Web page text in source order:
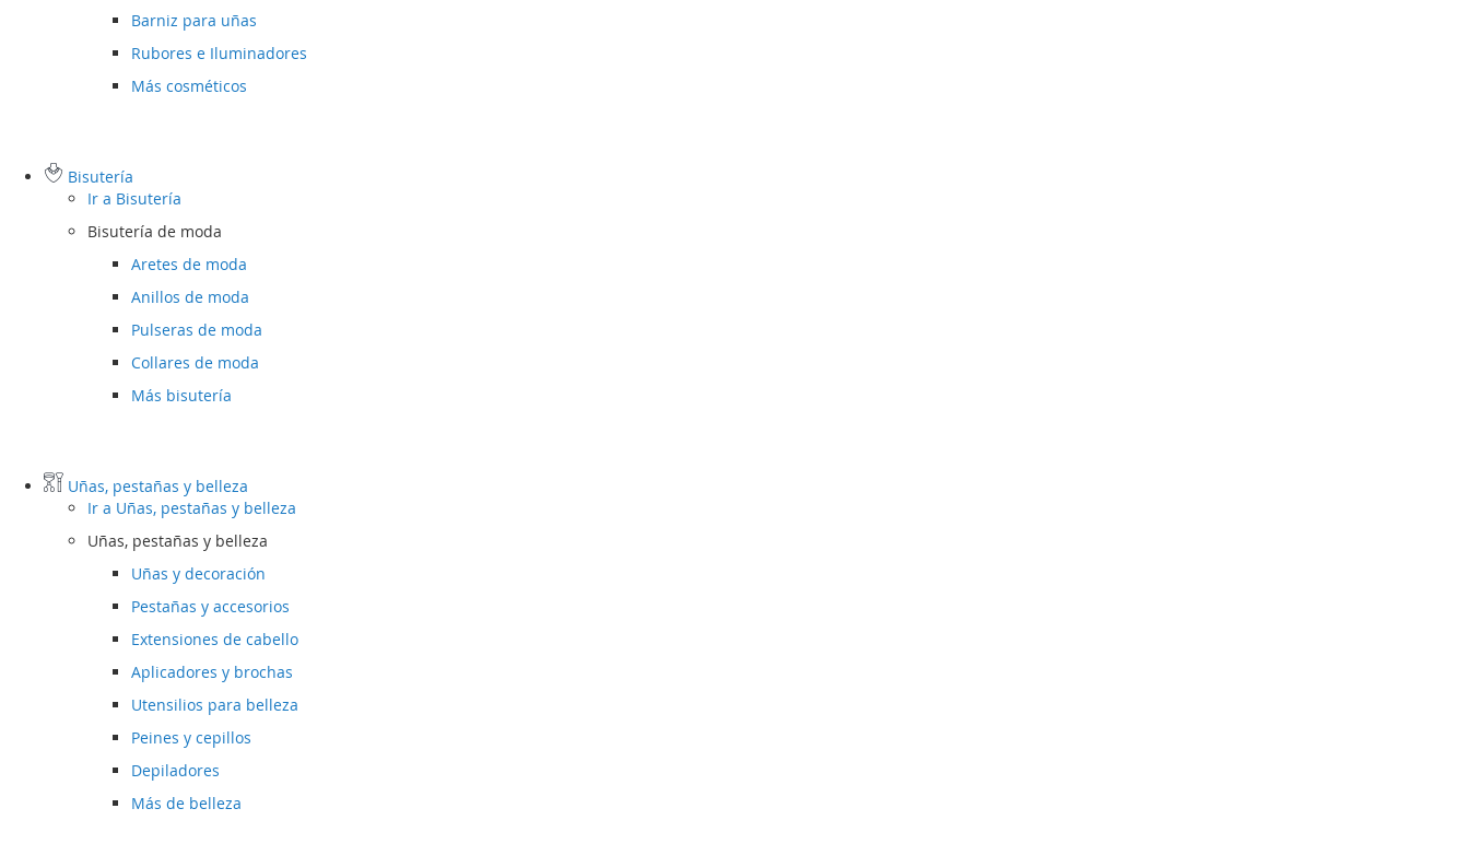
Barniz para uñas
Rubores e Iluminadores
Más cosméticos
Bisutería
Ir a Bisutería
Bisutería de moda
Aretes de moda
Anillos de moda
Pulseras de moda
Collares de moda
Más bisutería
Uñas, pestañas y belleza
Ir a Uñas, pestañas y belleza
Uñas, pestañas y belleza
Uñas y decoración
Pestañas y accesorios
Extensiones de cabello
Aplicadores y brochas
Utensilios para belleza
Peines y cepillos
Depiladores
Más de belleza